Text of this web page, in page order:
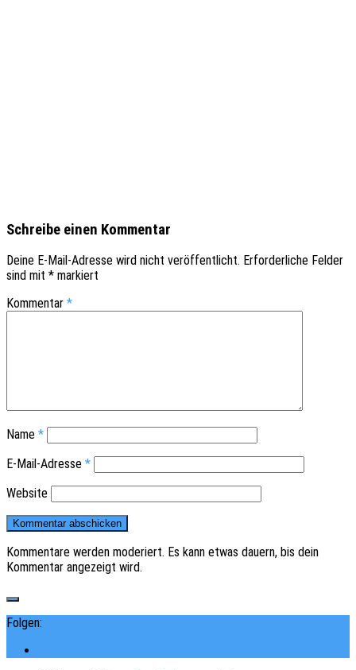
Schreibe einen Kommentar
Deine E-Mail-Adresse wird nicht veröffentlicht. Erforderliche Felder
sind mit * markiert
Kommentar *
Name *
E-Mail-Adresse *
Website
Kommentare werden moderiert. Es kann etwas dauern, bis dein
Kommentar angezeigt wird.
Folgen: